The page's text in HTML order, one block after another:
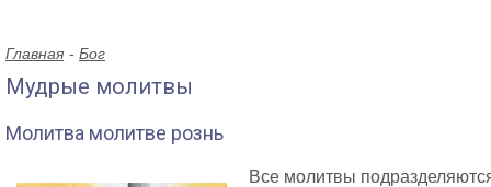
Главная Бог
Мудрые молитвы
Молитва молитве рознь
Все молитвы